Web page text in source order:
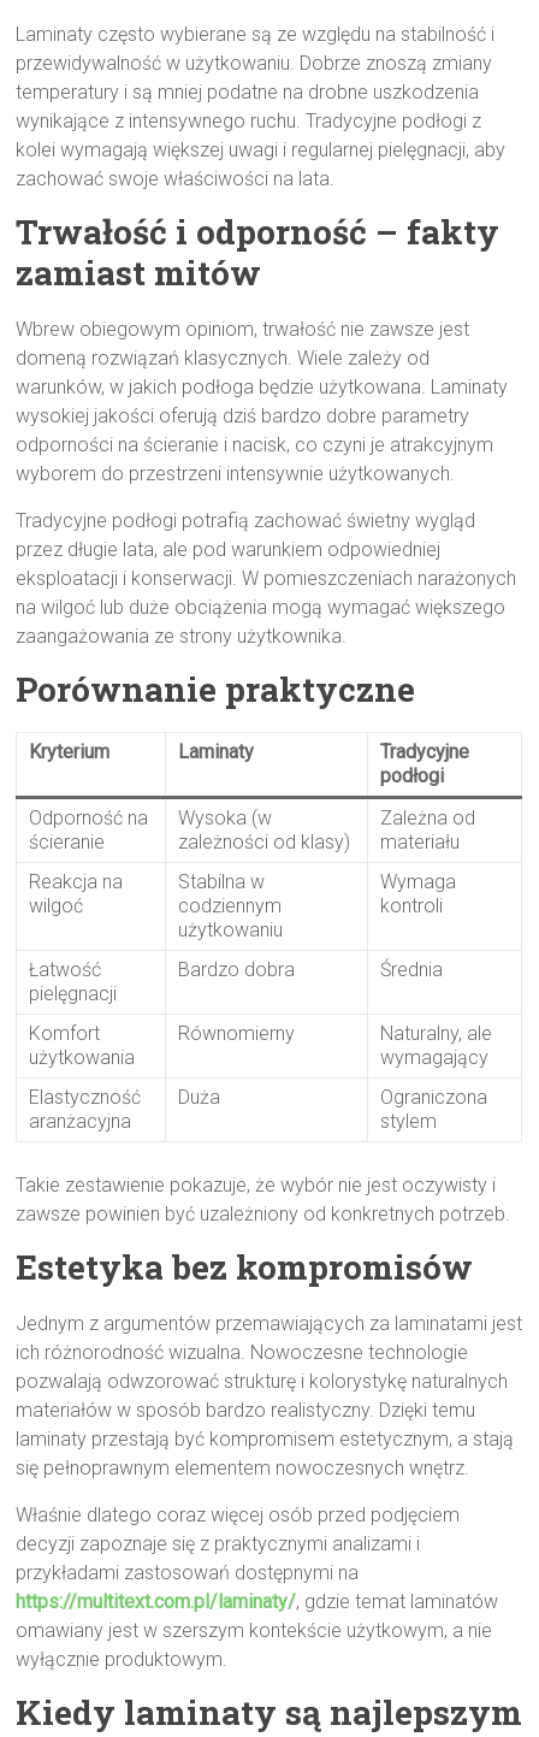
Laminaty często wybierane są ze względu na stabilność i
przewidywalność w użytkowaniu. Dobrze znoszą zmiany
temperatury i są mniej podatne na drobne uszkodzenia
wynikające z intensywnego ruchu. Tradycyjne podłogi z
kolei wymagają większej uwagi i regularnej pielęgnacji, aby
zachować swoje właściwości na lata.
Trwałość i odporność – fakty
zamiast mitów
Wbrew obiegowym opiniom, trwałość nie zawsze jest
domeną rozwiązań klasycznych. Wiele zależy od
warunków, w jakich podłoga będzie użytkowana. Laminaty
wysokiej jakości oferują dziś bardzo dobre parametry
odporności na ścieranie i nacisk, co czyni je atrakcyjnym
wyborem do przestrzeni intensywnie użytkowanych.
Tradycyjne podłogi potrafią zachować świetny wygląd
przez długie lata, ale pod warunkiem odpowiedniej
eksploatacji i konserwacji. W pomieszczeniach narażonych
na wilgoć lub duże obciążenia mogą wymagać większego
zaangażowania ze strony użytkownika.
Porównanie praktyczne
Kryterium Laminaty
Tradycyjne
podłogi
Odporność na
ścieranie
Wysoka (w
zależności od klasy)
Zależna od
materiału
Reakcja na
wilgoć
Stabilna w
codziennym
użytkowaniu
Wymaga
kontroli
Łatwość
pielęgnacji
Bardzo dobra Średnia
Komfort
użytkowania
Równomierny
Naturalny, ale
wymagający
Elastyczność
aranżacyjna
Duża
Ograniczona
stylem
Takie zestawienie pokazuje, że wybór nie jest oczywisty i
zawsze powinien być uzależniony od konkretnych potrzeb.
Estetyka bez kompromisów
Jednym z argumentów przemawiających za laminatami jest
ich różnorodność wizualna. Nowoczesne technologie
pozwalają odwzorować strukturę i kolorystykę naturalnych
materiałów w sposób bardzo realistyczny. Dzięki temu
laminaty przestają być kompromisem estetycznym, a stają
się pełnoprawnym elementem nowoczesnych wnętrz.
Właśnie dlatego coraz więcej osób przed podjęciem
decyzji zapoznaje się z praktycznymi analizami i
przykładami zastosowań dostępnymi na
https://multitext.com.pl/laminaty/, gdzie temat laminatów
omawiany jest w szerszym kontekście użytkowym, a nie
wyłącznie produktowym.
Kiedy laminaty są najlepszym